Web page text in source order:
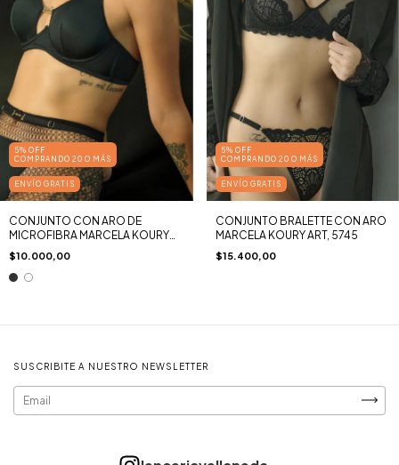
5% OFF
COMPRANDO 20 O MÁS
ENVÍO GRATIS
CONJUNTO CON ARO DE
MICROFIBRA MARCELA KOURY
ART, 5741
$10.000,00
5% OFF
COMPRANDO 20 O MÁS
ENVÍO GRATIS
CONJUNTO BRALETTE CON ARO
MARCELA KOURY ART, 5745
$15.400,00
SUSCRIBITE A NUESTRO NEWSLETTER